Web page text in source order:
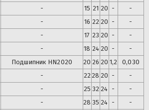
- 15 21 20 -
-
- 16 22 20 -
-
- 17 23 20 -
-
- 18 24 20 -
-
Подшипник HN2020 20 26 20 1,2
0,030
- 2228 20 -
-
- 25 32 24 -
-
- 28 35 24 -
-